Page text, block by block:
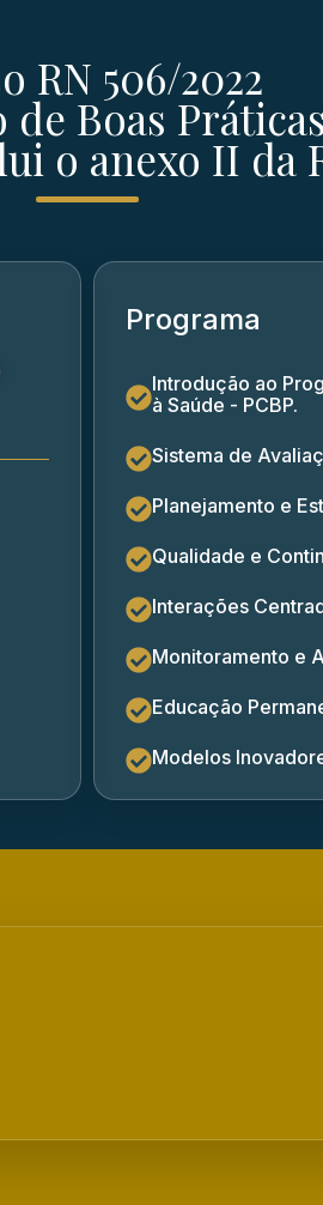
RN 506/2022
Boas
o anexo II da
Programa
Introdução ao
à Saúde - PCBP.
Sistema de
Planejamento e
Qualidade e
Interações
Monitoramento e
Educação
Modelos